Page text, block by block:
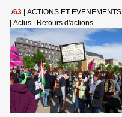
/63
ACTIONS ET EVENEMENTS
Actus Retours d'actions